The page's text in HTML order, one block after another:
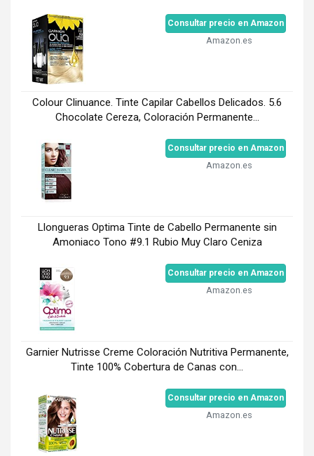
Consultar precio en Amazon
Amazon.es
Colour Clinuance. Tinte Capilar Cabellos Delicados. 5.6
Chocolate Cereza, Coloración Permanente...
Consultar precio en Amazon
Amazon.es
Llongueras Optima Tinte de Cabello Permanente sin
Amoniaco Tono #9.1 Rubio Muy Claro Ceniza
Consultar precio en Amazon
Amazon.es
Garnier Nutrisse Creme Coloración Nutritiva Permanente,
Tinte 100% Cobertura de Canas con...
Consultar precio en Amazon
Amazon.es